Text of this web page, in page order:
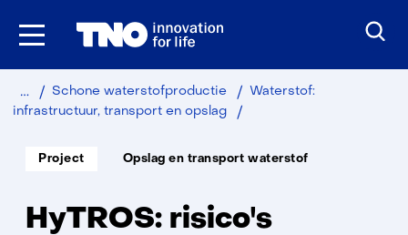
Ga
Home
Duurzaam
IndustrieSchone waterstofproductie
Waterstof:
infrastructuur, transport en opslag
Soort
project:
Project
Thema:
Opslag en transport waterstof
HyTROS: risico's